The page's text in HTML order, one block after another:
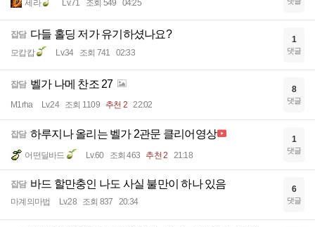
세라 Lv.71 조회 549 04:25
잡담 다들 홀딩 저가 유기하셨나요?
모캅캅 Lv.34 조회 741 02:33
1
댓글
잡담 벨가 나메 찬조 27
M1rha Lv.24 조회 1109 추천 2 22:02
8
댓글
잡담 하루지나 올리는 벨가 2관문 클리어영상
어떤딜바드 Lv.60 조회 463 추천 2 21:18
1
댓글
잡담 바드 할만충인 나도 사실 불만이 하나 있음
마계의마법 Lv.28 조회 837 20:34
6
댓글